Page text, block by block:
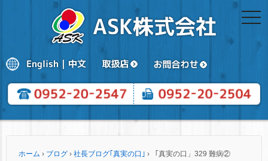
ホーム › ブログ › 社長ブログ｢真実の口｣ › 「真実の口」329 難病②